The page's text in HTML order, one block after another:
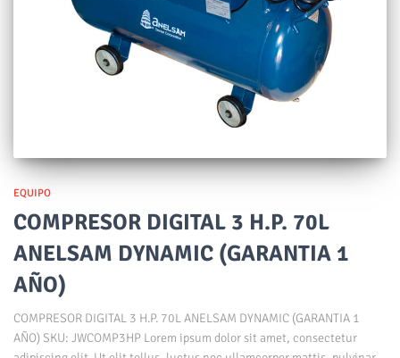
EQUIPO
COMPRESOR DIGITAL 3 H.P. 70L
ANELSAM DYNAMIC (GARANTIA 1
AÑO)
COMPRESOR DIGITAL 3 H.P. 70L ANELSAM DYNAMIC (GARANTIA 1
AÑO) SKU: JWCOMP3HP Lorem ipsum dolor sit amet, consectetur